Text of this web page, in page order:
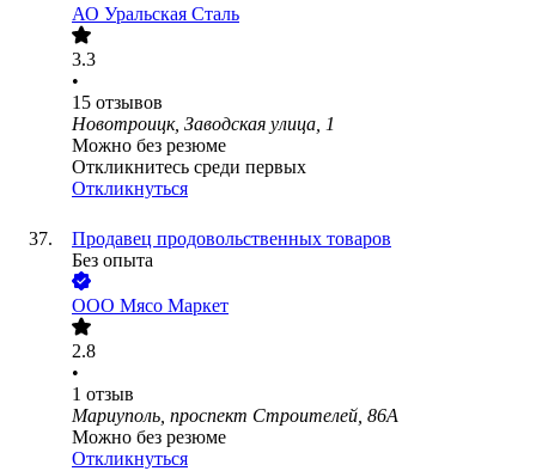
АО Уральская Сталь
3.3
•
15 отзывов
Новотроицк, Заводская улица, 1
Можно без резюме
Откликнитесь среди первых
Откликнуться
Продавец продовольственных товаров
Без опыта
ООО Мясо Маркет
2.8
•
1 отзыв
Мариуполь, проспект Строителей, 86А
Можно без резюме
Откликнуться